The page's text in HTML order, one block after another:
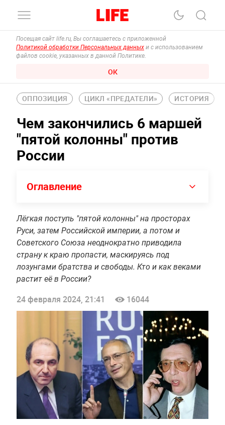
Посещая сайт life.ru, Вы соглашаетесь с приложенной
Политикой обработки Персональных данных и с использованием
файлов cookie, указанных в данной Политике.
ОК
ОППОЗИЦИЯ ЦИКЛ «ПРЕДАТЕЛИ» ИСТОРИЯ
Чем закончились 6 маршей
"пятой колонны" против
России
Оглавление
Лёгкая поступь "пятой колонны" на просторах
Руси, затем Российской империи, а потом и
Советского Союза неоднократно приводила
страну к краю пропасти, маскируясь под
лозунгами братства и свободы. Кто и как веками
растит её в России?
24 февраля 2024, 21:41 16044